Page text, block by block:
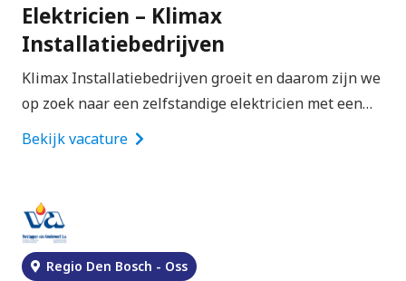
Elektricien – Klimax
Installatiebedrijven
Klimax Installatiebedrijven groeit en daarom zijn we
op zoek naar een zelfstandige elektricien met een…
Bekijk vacature
Regio Den Bosch - Oss